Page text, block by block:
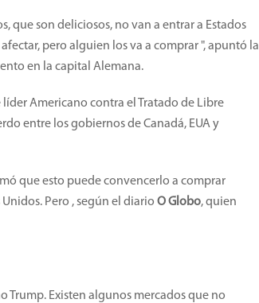
que son deliciosos, no van a entrar a Estados
pero alguien los va a comprar ", apuntó la
en la capital Alemana.
líder Americano contra el Tratado de Libre
entre los gobiernos de Canadá, EUA y
que esto puede convencerlo a comprar
Pero , según el diario O Globo, quien
Trump. Existen algunos mercados que no